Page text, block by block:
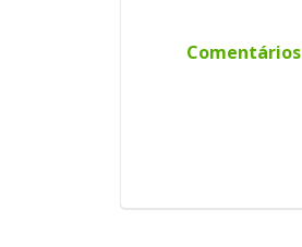
Comentários